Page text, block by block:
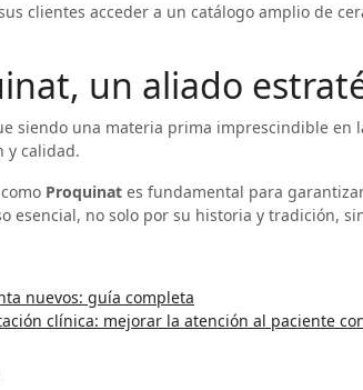
clientes acceder a un catálogo amplio de
un aliado
siendo una materia prima imprescindible
y calidad.
Proquinat es fundamental para
esencial, no solo por su historia y tradición,
nuevos: guía completa
clínica: mejorar la atención al paciente